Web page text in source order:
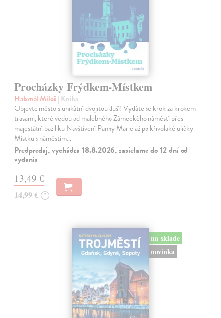
Procházky Frýdkem-Místkem
Habrnál Miloš| Kniha
Objevte město s unikátní dvojitou duší! Vydáte se krok za krokem
trasami, které vedou od malebného Zámeckého náměstí přes
majestátní baziliku Navštívení Panny Marie až po křivolaké uličky
Místku s náměstím…
Predpredaj, vychádza 18.8.2026, zasielame do 12 dní od
vydania
13,49 €
14,99 € ?
na sklade
novinka